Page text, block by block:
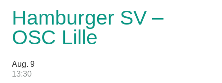
Hamburger SV –
OSC Lille
Aug. 9
13:30